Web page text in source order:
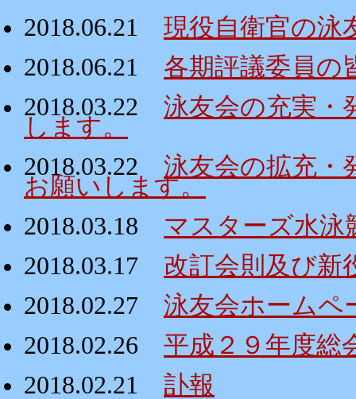
2018.06.21
現役自衛官の泳
2018.06.21
各期評議委員の
2018.03.22
泳友会の充実・
します。
2018.03.22
泳友会の拡充・
お願いします。
2018.03.18
マスターズ水泳
2018.03.17
改訂会則及び新
2018.02.27
泳友会ホームペ
2018.02.26
平成２９年度総
2018.02.21
訃報